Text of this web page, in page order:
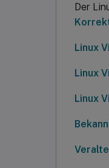
Der
Linux
Linux
Linux